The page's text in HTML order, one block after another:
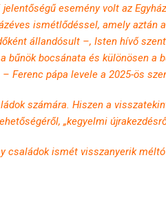
esemény volt az
ismétlődéssel, amely aztán
állandósult –, Isten hívő
bűnök bocsánata és különösen a
Ferenc pápa levele a 2025-ös
számára. Hiszen a
„kegyelmi
családok ismét visszanyerik